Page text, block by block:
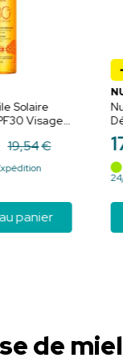
Solaire
Visage
-
et
19,54€
panier
de